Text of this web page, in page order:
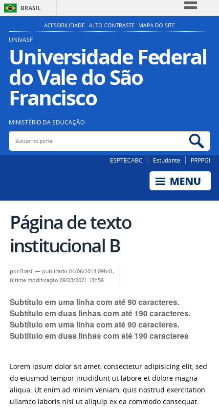
BRASIL
Simplifique!
Participe
Acesso à informação
Legislação
ACESSIBILIDADE ALTO CONTRASTE MAPA DO SITE
UNIVASF
Universidade Federal
do Vale do São
Francisco
MINISTÉRIO DA EDUCAÇÃO
Buscar no portal
ESPTECABC Estudante PRPPGI
Página de texto
institucional B
por Brasil — publicado 04/06/2013 09h41,
última modificação 09/03/2021 13h56
Subtítulo em uma linha com até 90 caracteres.
Subtítulo em duas linhas com até 190 caracteres.
Subtítulo em uma linha com até 90 caracteres.
Subtítulo em duas linhas com até 190 caracteres
Lorem ipsum dolor sit amet, consectetur adipisicing elit, sed
do eiusmod tempor incididunt ut labore et dolore magna
aliqua. Ut enim ad minim veniam, quis nostrud exercitation
ullamco laboris nisi ut aliquip ex ea commodo consequat.